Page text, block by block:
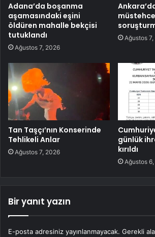
Adana’da boşanma
aşamasındaki eşini
öldüren mahalle bekçisi
tutuklandı
Ağustos 7, 2026
Ağustos
Tan Taşçı’nın Konserinde
Tehlikeli Anlar
Ağustos 7, 2026
günlük
kırıldı
Ağustos
Bir yanıt yazın
E-posta adresiniz yayınlanmayacak. Gerekli